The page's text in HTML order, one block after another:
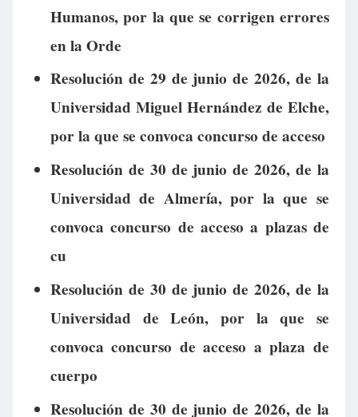
Humanos, por la que se corrigen errores
en la Orde
Resolución de 29 de junio de 2026, de la
Universidad Miguel Hernández de Elche,
por la que se convoca concurso de acceso
Resolución de 30 de junio de 2026, de la
Universidad de Almería, por la que se
convoca concurso de acceso a plazas de
cu
Resolución de 30 de junio de 2026, de la
Universidad de León, por la que se
convoca concurso de acceso a plaza de
cuerpo
Resolución de 30 de junio de 2026, de la